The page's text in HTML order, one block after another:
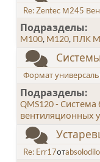
Re: Zentec М245
Подразделы
M100 M120 ПЛК
Формат
Подразделы
QMS120 -
вентиляционных
Re: Err17от